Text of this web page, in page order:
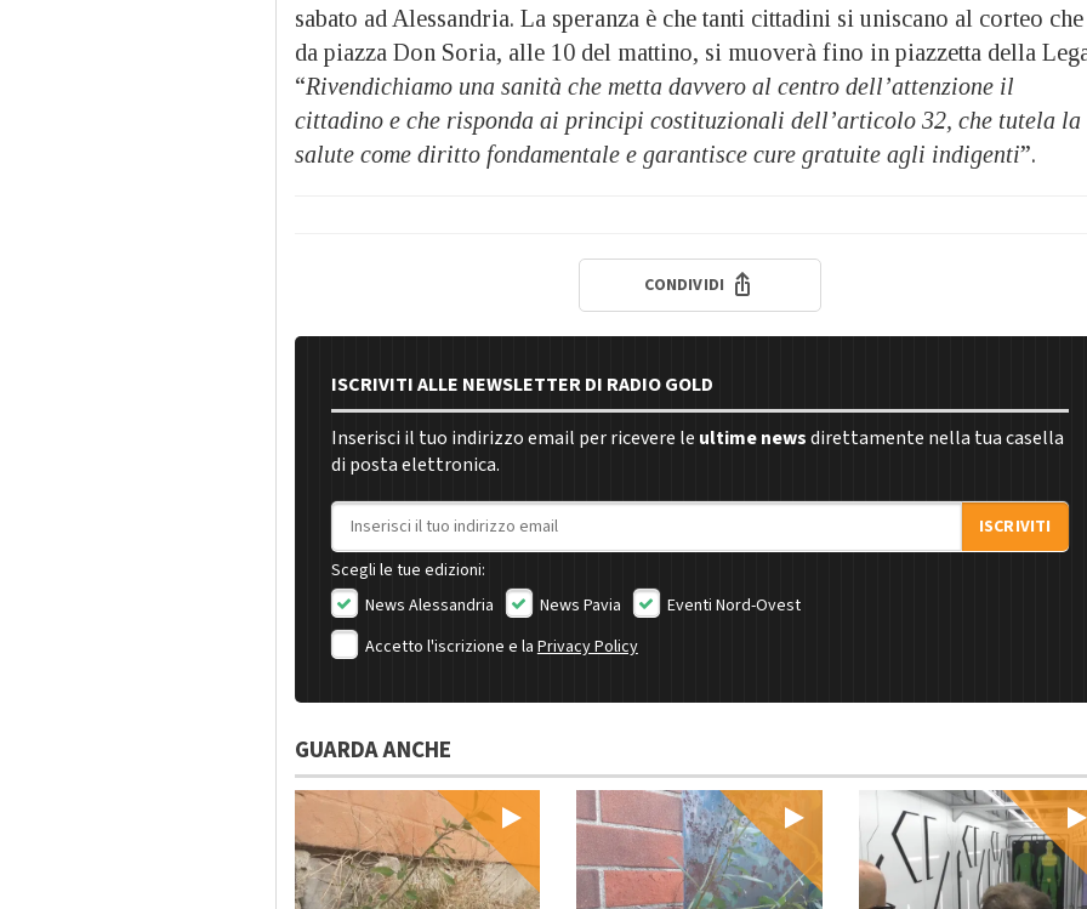
sabato ad Alessandria. La speranza è che tanti cittadini si uniscano al corteo che
da piazza Don Soria, alle 10 del mattino, si muoverà fino in piazzetta della
“Rivendichiamo una sanità che metta davvero al centro dell’attenzione il
cittadino e che risponda ai principi costituzionali dell’articolo 32, che tutela la
salute come diritto fondamentale e garantisce cure gratuite agli indigenti”.
CONDIVIDI
ISCRIVITI ALLE NEWSLETTER DI RADIO GOLD
Inserisci il tuo indirizzo email per ricevere le ultime newsdirettamente nella tua casella
di posta elettronica.
Indirizzo email
ISCRIVITI
Scegli le tue edizioni:
News Alessandria
News Pavia
Eventi Nord-Ovest
Accetto l'iscrizione e laPrivacy Policy
GUARDA ANCHE